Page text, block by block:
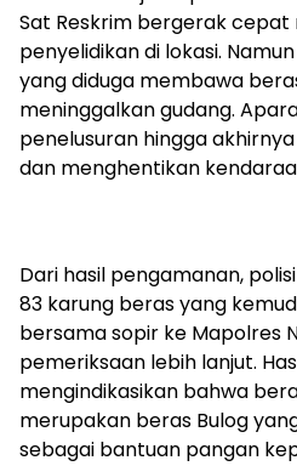
Sat Reskrim bergerak cepat
penyelidikan di lokasi.
yang diduga membawa
meninggalkan gudang.
penelusuran hingga
dan menghentikan
Dari hasil pengamanan,
83 karung beras yang
bersama sopir ke Mapolres
pemeriksaan lebih lanjut.
mengindikasikan bahwa
merupakan beras Bulog
sebagai bantuan pangan